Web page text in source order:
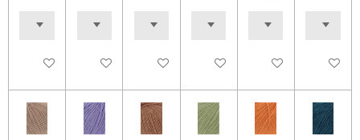
In winkelwagenIn winkelwagenIn winkelwagenIn winkelwagenIn winkelwagen
In